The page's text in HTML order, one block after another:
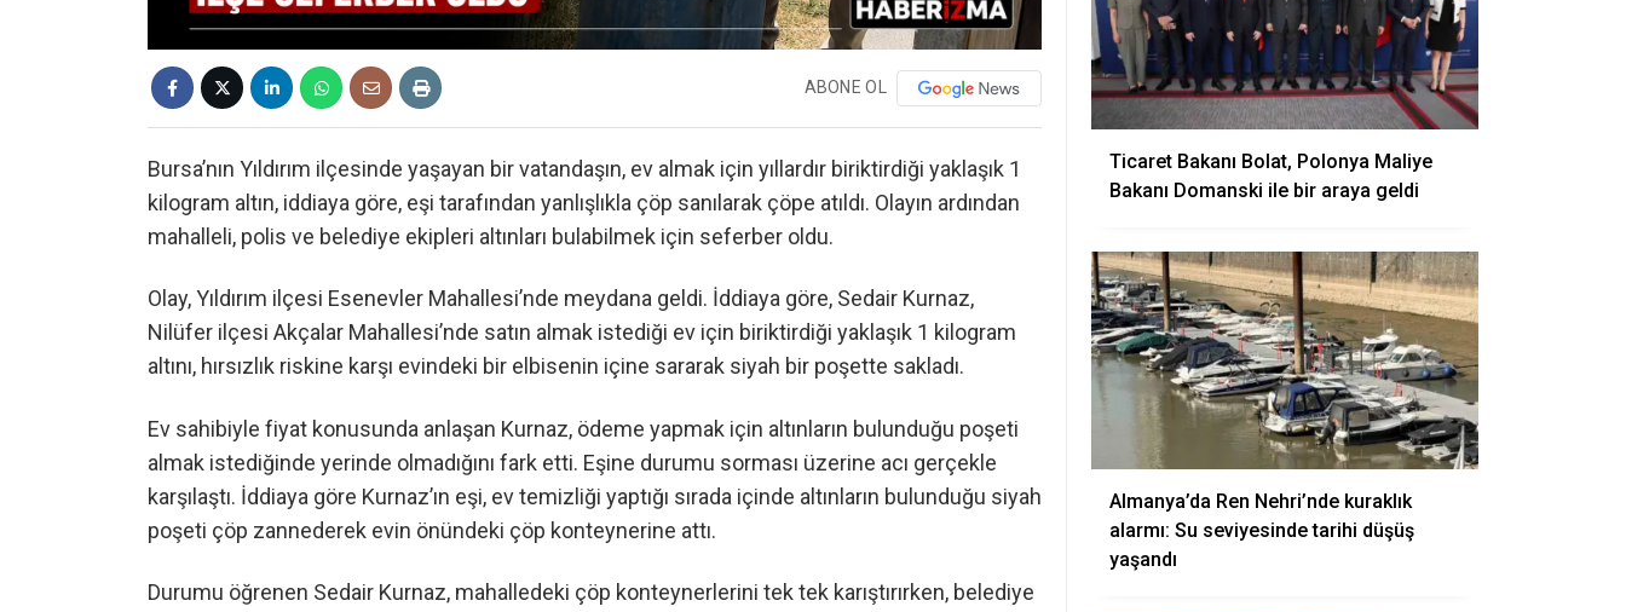
ABONE OL
Bursa’nın Yıldırım ilçesinde yaşayan bir vatandaşın, ev almak için yıllardır biriktirdiği yaklaşık 1
kilogram altın, iddiaya göre, eşi tarafından yanlışlıkla çöp sanılarak çöpe atıldı. Olayın ardından
mahalleli, polis ve belediye ekipleri altınları bulabilmek için seferber oldu.
Olay, Yıldırım ilçesi Esenevler Mahallesi’nde meydana geldi. İddiaya göre, Sedair Kurnaz,
Nilüfer ilçesi Akçalar Mahallesi’nde satın almak istediği ev için biriktirdiği yaklaşık 1 kilogram
altını, hırsızlık riskine karşı evindeki bir elbisenin içine sararak siyah bir poşette sakladı.
Ev sahibiyle fiyat konusunda anlaşan Kurnaz, ödeme yapmak için altınların bulunduğu poşeti
almak istediğinde yerinde olmadığını fark etti. Eşine durumu sorması üzerine acı gerçekle
karşılaştı. İddiaya göre Kurnaz’ın eşi, ev temizliği yaptığı sırada içinde altınların bulunduğu siyah
poşeti çöp zannederek evin önündeki çöp konteynerine attı.
Durumu öğrenen Sedair Kurnaz, mahalledeki çöp konteynerlerini tek tek karıştırırken, belediye
Ticaret Bakanı Bolat, Polonya Maliye
Bakanı Domanski ile bir araya geldi
Almanya’da Ren Nehri’nde kuraklık
alarmı: Su seviyesinde tarihi düşüş
yaşandı